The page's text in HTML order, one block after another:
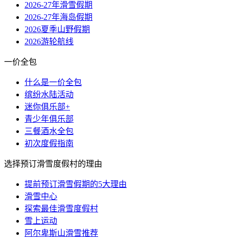
2026-27年滑雪假期
2026-27年海岛假期
2026夏季山野假期
2026游轮航线
一价全包
什么是一价全包
缤纷水陆活动
迷你俱乐部+
青少年俱乐部
三餐酒水全包
初次度假指南
选择预订滑雪度假村的理由
提前预订滑雪假期的5大理由
滑雪中心
探索最佳滑雪度假村
雪上运动
阿尔卑斯山滑雪推荐